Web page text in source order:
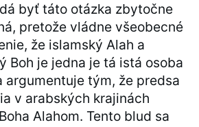
byť táto otázka zbytočne
pretože vládne všeobecné
že islamský Alah a
Boh je jedna je tá istá osoba
argumentuje tým, že predsa
v arabských krajinách
Alahom. Tento blud sa